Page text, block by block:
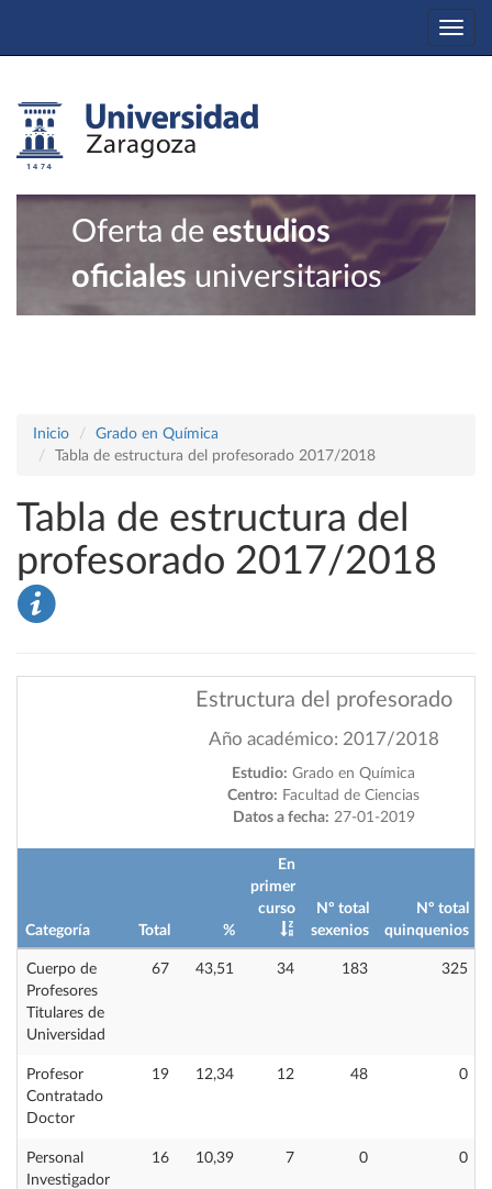
Oferta de estudios
oficiales universitarios
Inicio
Grado en Química
Tabla de estructura del profesorado 2017/2018
Tabla de estructura del
profesorado 2017/2018
Estructura del profesorado
Año académico: 2017/2018
Estudio: Grado en Química
Centro: Facultad de Ciencias
Datos a fecha: 27-01-2019
Categoría Total %
En
primer
curso
Nº total
sexenios
Nº total
quinquenios
Cuerpo de
Profesores
Titulares de
Universidad
67 43,51 34 183 325
Profesor
Contratado
Doctor
19 12,34 12 48 0
Personal
Investigador
16 10,39 7 0 0